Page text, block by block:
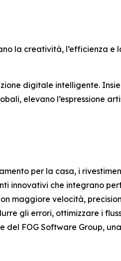
la creatività, l’efficienza e
digitale intelligente.
elevano l’espressione
per la casa, i
innovativi che integrano
maggiore velocità,
gli errori, ottimizzare i
FOG Software Group,